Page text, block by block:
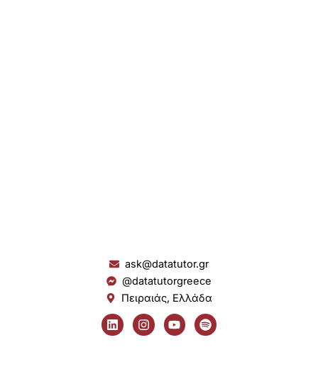
ask@datatutor.gr
@datatutorgreece
Πειραιάς, Ελλάδα
L
i
n
I
n
s
Y
o
u
S
p
o